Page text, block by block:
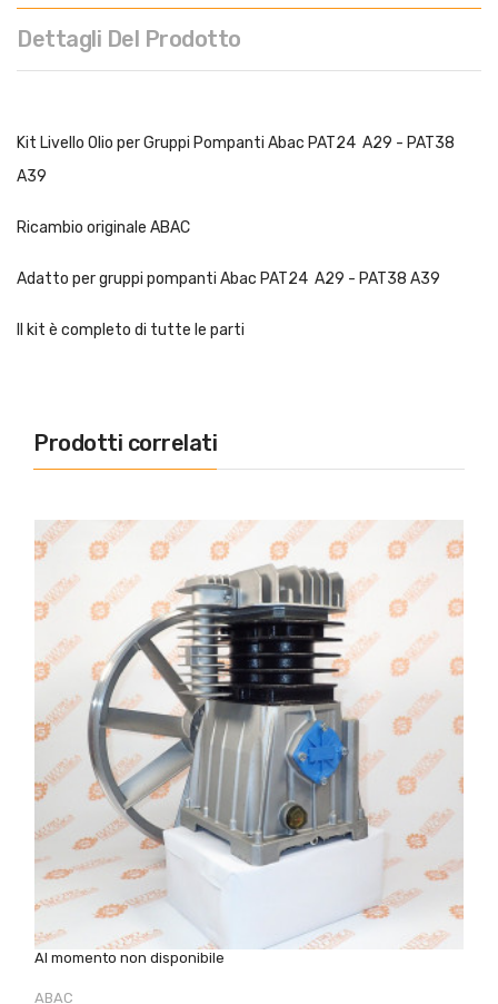
Dettagli Del Prodotto
Kit Livello Olio per Gruppi Pompanti Abac PAT24 A29 - PAT38
A39
Ricambio originale ABAC
Adatto per gruppi pompanti Abac PAT24 A29 - PAT38 A39
Il kit è completo di tutte le parti
Prodotti correlati
Al momento non disponibile
ABAC